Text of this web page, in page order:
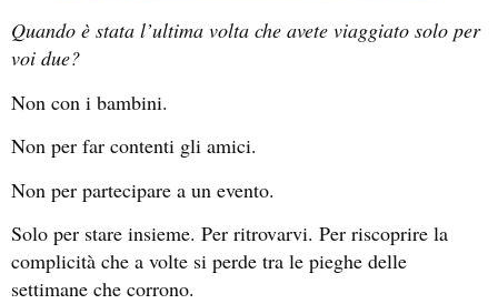
Quando è stata l’ultima volta che avete viaggiato solo per
voi due?
Non con i bambini.
Non per far contenti gli amici.
Non per partecipare a un evento.
Solo per stare insieme. Per ritrovarvi. Per riscoprire la
complicità che a volte si perde tra le pieghe delle
settimane che corrono.